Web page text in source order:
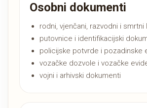
Osobni dokumenti
rodni, vjenčani, razvodni i smrtni
putovnice i identifikacijski
policijske potvrde i pozadinske
vozačke dozvole i vozačke
vojni i arhivski dokumenti